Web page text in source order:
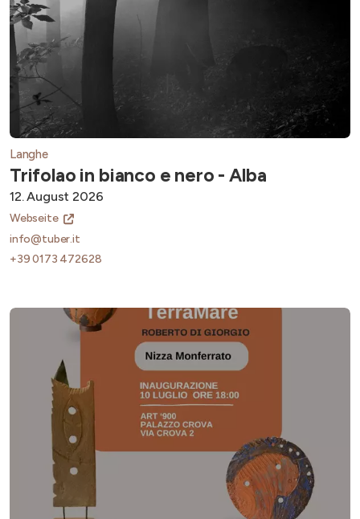
Langhe
Trifolao in bianco e nero - Alba
12. August 2026
Webseite
info@tuber.it
+39 0173 472628